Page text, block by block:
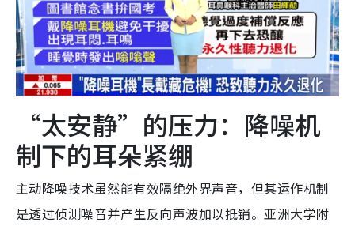
“太安静”的压力：降噪机
制下的耳朵紧绷
主动降噪技术虽然能有效隔绝外界声音，但其运作机制
是透过侦测噪音并产生反向声波加以抵销。亚洲大学附